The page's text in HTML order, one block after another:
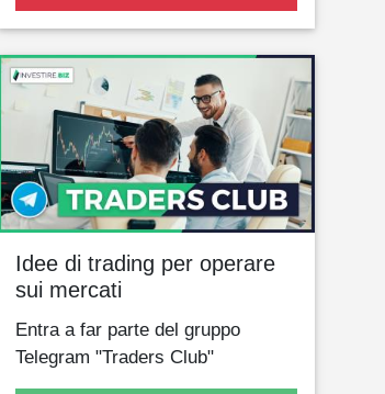
Idee di trading per operare
sui mercati
Entra a far parte del gruppo
Telegram "Traders Club"